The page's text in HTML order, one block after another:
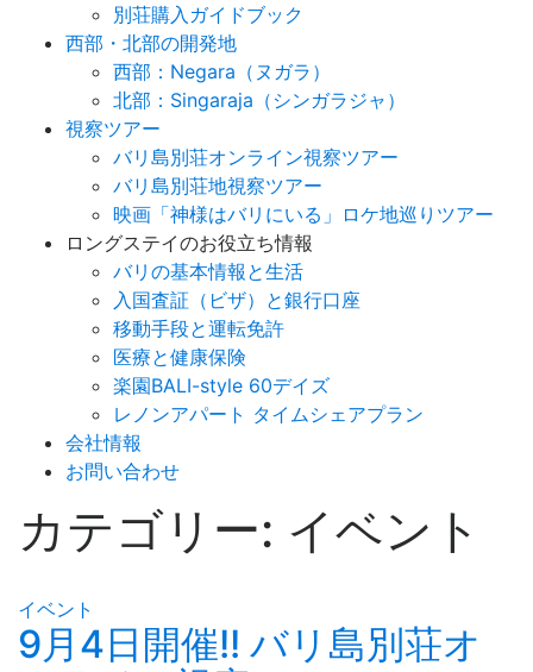
別荘購入ガイドブック
西部・北部の開発地
西部：Negara（ヌガラ）
北部：Singaraja（シンガラジャ）
視察ツアー
バリ島別荘オンライン視察ツアー
バリ島別荘地視察ツアー
映画「神様はバリにいる」ロケ地巡りツアー
ロングステイのお役立ち情報
バリの基本情報と生活
入国査証（ビザ）と銀行口座
移動手段と運転免許
医療と健康保険
楽園BALI-style 60デイズ
レノンアパート タイムシェアプラン
会社情報
お問い合わせ
カテゴリー: イベント
イベント
9月4日開催!! バリ島別荘オ